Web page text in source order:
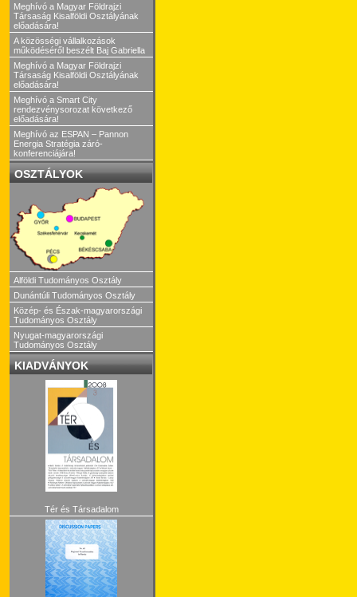
Meghívó a Magyar Földrajzi
Társaság Kisalföldi Osztályának
előadására!
A közösségi vállalkozások
működéséről beszélt Baj Gabriella
Meghívó a Magyar Földrajzi
Társaság Kisalföldi Osztályának
előadására!
Meghívó a Smart City
rendezvénysorozat következő
előadására!
Meghívó az ESPAN – Pannon
Energia Stratégia záró-
konferenciájára!
OSZTÁLYOK
Alföldi Tudományos Osztály
Dunántúli Tudományos Osztály
Közép- és Észak-magyarországi
Tudományos Osztály
Nyugat-magyarországi
Tudományos Osztály
KIADVÁNYOK
Tér és Társadalom